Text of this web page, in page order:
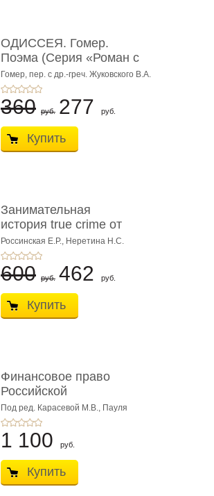
ОДИССЕЯ. Гомер.
Поэма (Серия «Роман с
книгой»)
Гомер, пер. с др.-греч. Жуковского В.А.
360 руб. 277 руб.
Купить
Занимательная
история true crime от
Гиппократа до � ...
Россинская Е.Р., Неретина Н.С.
600 руб. 462 руб.
Купить
Финансовое право
Российской
Федерации. 5-е изд�
...
Под ред. Карасевой М.В., Пауля
А.Г., Красюкова А.В.
1 100 руб.
Купить